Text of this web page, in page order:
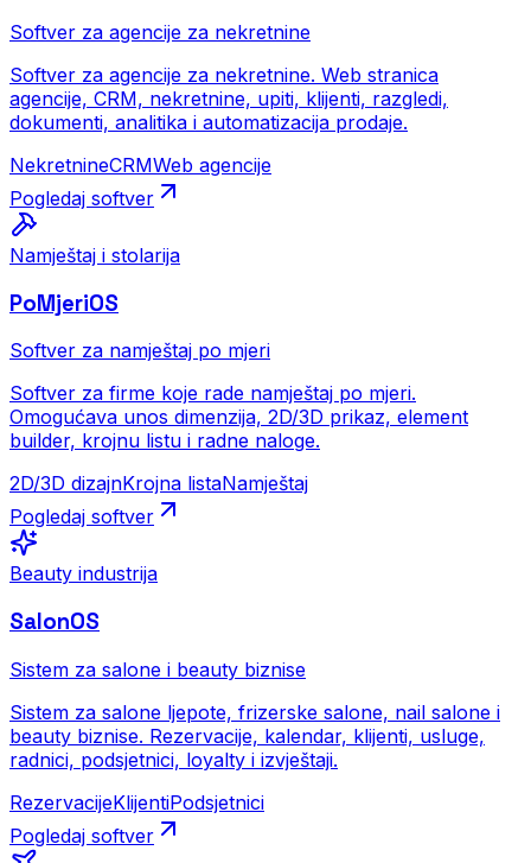
Softver za agencije za nekretnine
Softver za agencije za nekretnine. Web stranica
agencije, CRM, nekretnine, upiti, klijenti, razgledi,
dokumenti, analitika i automatizacija prodaje.
NekretnineCRMWeb agencije
Pogledaj softver
Namještaj i stolarija
PoMjeriOS
Softver za namještaj po mjeri
Softver za firme koje rade namještaj po mjeri.
Omogućava unos dimenzija, 2D/3D prikaz, element
builder, krojnu listu i radne naloge.
2D/3D dizajnKrojna listaNamještaj
Pogledaj softver
Beauty industrija
SalonOS
Sistem za salone i beauty biznise
Sistem za salone ljepote, frizerske salone, nail salone i
beauty biznise. Rezervacije, kalendar, klijenti, usluge,
radnici, podsjetnici, loyalty i izvještaji.
RezervacijeKlijentiPodsjetnici
Pogledaj softver